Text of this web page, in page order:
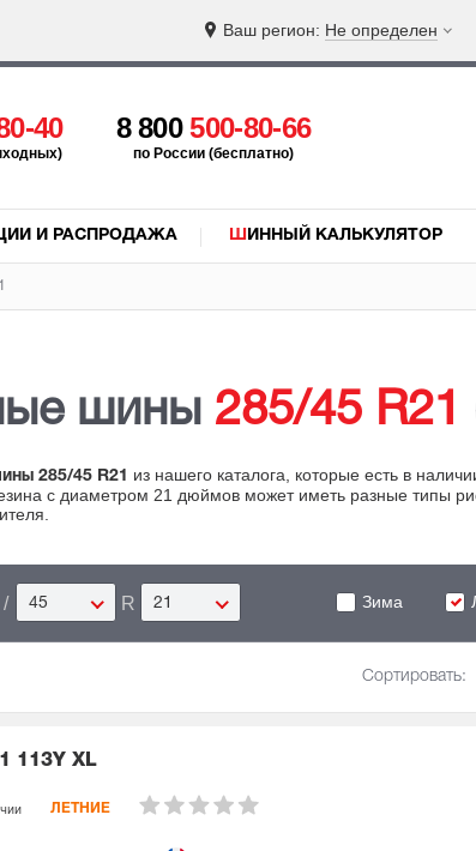
Ваш регион: Не определен
40 8 800500-80-66
по России (бесплатно)
И РАСПРОДАЖА ШИННЫЙ КАЛЬКУЛЯТОР
шины 285/45 R21
285/45 R21
из нашего каталога, которые есть в
с диаметром 21 дюймов может иметь разные типы
/ 45 R 21 Зима
Сортировать:
113Y XL
ЛЕТНИЕ